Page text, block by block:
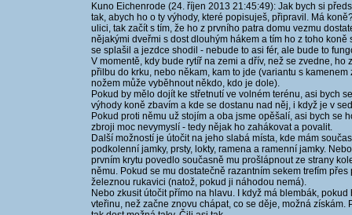
Kuno Eichenrode (24. říjen 2013 21:45:49): Jak bych si
tak, abych ho o ty výhody, které popisuješ, připravil. Má
ulici, tak začít s tím, že ho z prvního patra domu vezmu
nějakými dveřmi s dost dlouhým hákem a tím ho z toho
se splašil a jezdce shodil - nebude to asi fér, ale bude to
V momentě, kdy bude rytíř na zemi a dřív, než se zvedne,
přilbu do krku, nebo někam, kam to jde (variantu s
nožem může vyběhnout někdo, kdo je dole).
Pokud by mělo dojít ke střetnutí ve volném terénu, asi bych
výhody koně zbavím a kde se dostanu nad něj, i když je v
Pokud proti němu už stojím a oba jsme opěšalí, asi bych se
zbroji moc nevymyslí - tedy nějak ho zahákovat a povalit.
Další možností je útočit na jeho slabá místa, kde mám
podkolenní jamky, prsty, lokty, ramena a ramenní jamky.
prvním krytu povedlo současně mu prošlápnout ze strany
němu. Pokud se mu dostatečně razantním sekem trefím
železnou rukavici (natož, pokud ji náhodou nemá).
Nebo zkusit útočit přímo na hlavu. I když má blembák,
vteřinu, než začne znovu chápat, co se děje, možná